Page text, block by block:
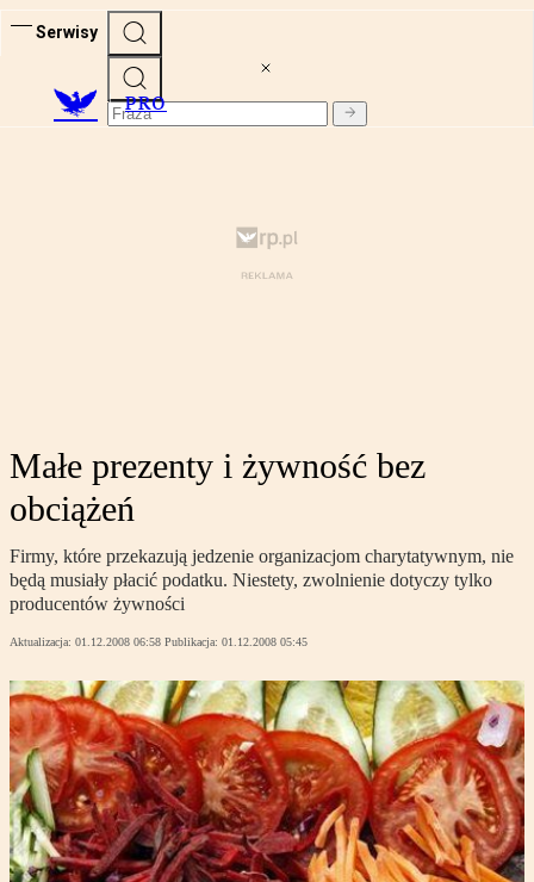
Serwisy
PRO
Małe prezenty i żywność bez
obciążeń
Firmy, które przekazują jedzenie organizacjom charytatywnym, nie
będą musiały płacić podatku. Niestety, zwolnienie dotyczy tylko
producentów żywności
Aktualizacja: 01.12.2008 06:58 Publikacja: 01.12.2008 05:45